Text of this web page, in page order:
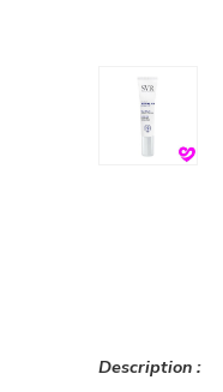
Description :